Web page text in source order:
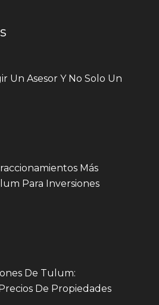
Un Asesor Y No Solo Un
Más
Para Inversiones
De Tulum:
De Propiedades